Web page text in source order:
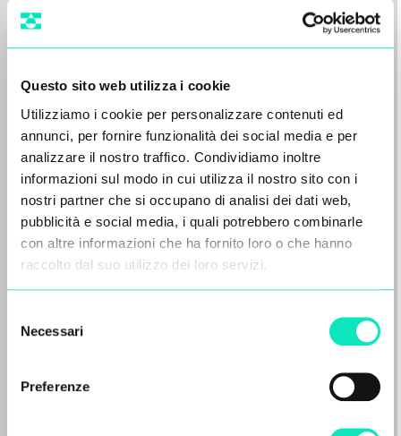
Questo sito web utilizza i cookie
Utilizziamo i cookie per personalizzare contenuti ed
annunci, per fornire funzionalità dei social media e per
analizzare il nostro traffico. Condividiamo inoltre
informazioni sul modo in cui utilizza il nostro sito con i
nostri partner che si occupano di analisi dei dati web,
pubblicità e social media, i quali potrebbero combinarle
con altre informazioni che ha fornito loro o che hanno
raccolto dal suo utilizzo dei loro servizi.
delNecessari
Preferenze
Il Gruppo Aqseptence, sostenuto
da Oaktree, ha concordato la
Aarbergen/Francoforte – 22/06/2026.
attrezzature e soluzioni controllato…